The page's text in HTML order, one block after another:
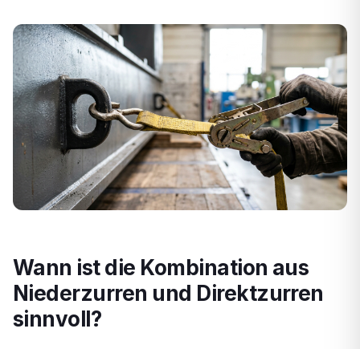
Wann ist die Kombination aus
Niederzurren und Direktzurren
sinnvoll?